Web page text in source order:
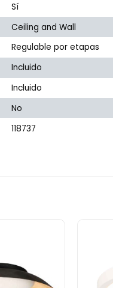
Sí
Ceiling and Wall
Regulable por etapas
Incluido
Incluido
No
118737